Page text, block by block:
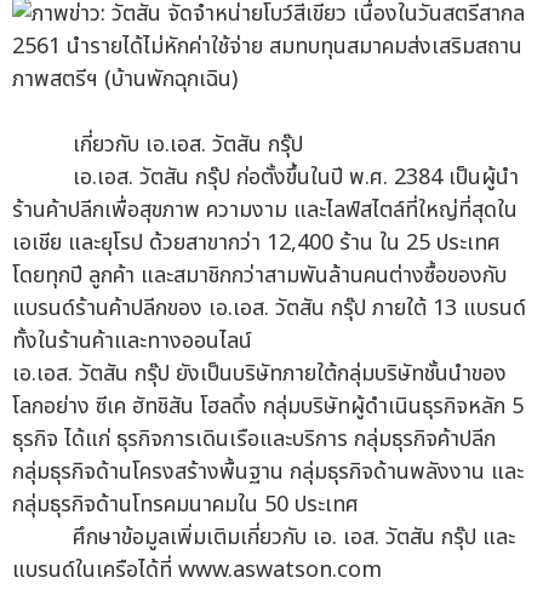
เกี่ยวกับ เอ.เอส. วัตสัน กรุ๊ป
เอ.เอส. วัตสัน กรุ๊ป ก่อตั้งขึ้นในปี พ.ศ. 2384 เป็นผู้นำ
ร้านค้าปลีกเพื่อสุขภาพ ความงาม และไลฟ์สไตล์ที่ใหญ่ที่สุดใน
เอเชีย และยุโรป ด้วยสาขากว่า 12,400 ร้าน ใน 25 ประเทศ
โดยทุกปี ลูกค้า และสมาชิกกว่าสามพันล้านคนต่างซื้อของกับ
แบรนด์ร้านค้าปลีกของ เอ.เอส. วัตสัน กรุ๊ป ภายใต้ 13 แบรนด์
ทั้งในร้านค้าและทางออนไลน์
เอ.เอส. วัตสัน กรุ๊ป ยังเป็นบริษัทภายใต้กลุ่มบริษัทชั้นนำของ
โลกอย่าง ซีเค ฮัทชิสัน โฮลดิ้ง กลุ่มบริษัทผู้ดำเนินธุรกิจหลัก 5
ธุรกิจ ได้แก่ ธุรกิจการเดินเรือและบริการ กลุ่มธุรกิจค้าปลีก
กลุ่มธุรกิจด้านโครงสร้างพื้นฐาน กลุ่มธุรกิจด้านพลังงาน และ
กลุ่มธุรกิจด้านโทรคมนาคมใน 50 ประเทศ
ศึกษาข้อมูลเพิ่มเติมเกี่ยวกับ เอ. เอส. วัตสัน กรุ๊ป และ
แบรนด์ในเครือได้ที่ www.aswatson.com